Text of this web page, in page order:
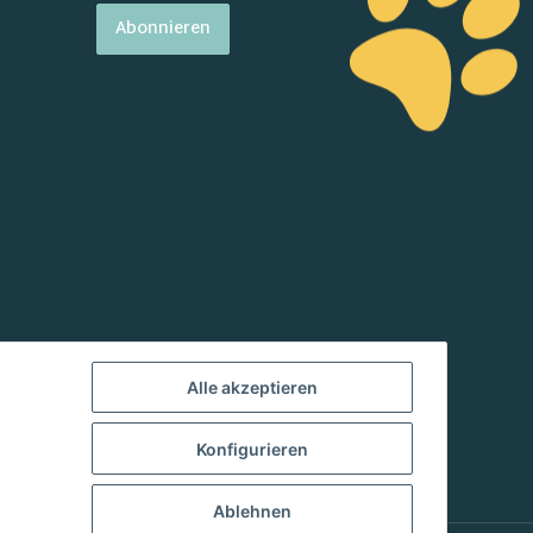
Abonnieren
Alle akzeptieren
Konfigurieren
Ablehnen